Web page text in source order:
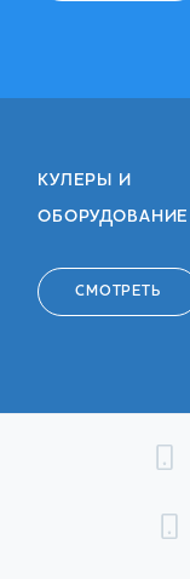
КУЛЕРЫ И
ОБОРУДОВАНИЕ
СМОТРЕТЬ